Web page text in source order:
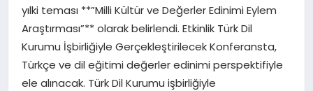
YAŞAM
yılki teması **”Milli Kültür ve Değerler Edinimi Eylem
Araştırması”** olarak belirlendi. Etkinlik Türk Dil
Kurumu İşbirliğiyle Gerçekleştirilecek Konferansta,
Türkçe ve dil eğitimi değerler edinimi perspektifiyle
ele alınacak. Türk Dil Kurumu işbirliğiyle